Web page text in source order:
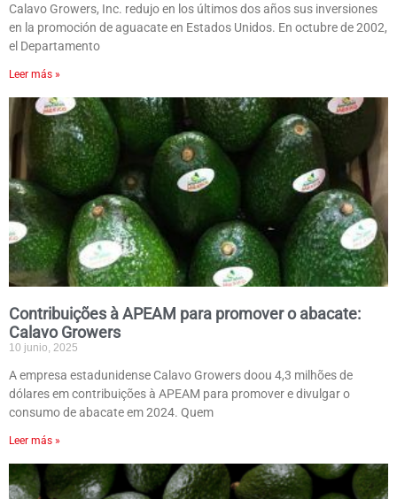
Calavo Growers, Inc. redujo en los últimos dos años sus inversiones
en la promoción de aguacate en Estados Unidos. En octubre de 2002,
el Departamento
Leer más »
Contribuições à APEAM para promover o abacate:
Calavo Growers
10 junio, 2025
A empresa estadunidense Calavo Growers doou 4,3 milhões de
dólares em contribuições à APEAM para promover e divulgar o
consumo de abacate em 2024. Quem
Leer más »